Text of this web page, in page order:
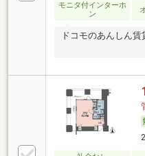
モニタ付インターホ
ン
ドコモのあんしん賃